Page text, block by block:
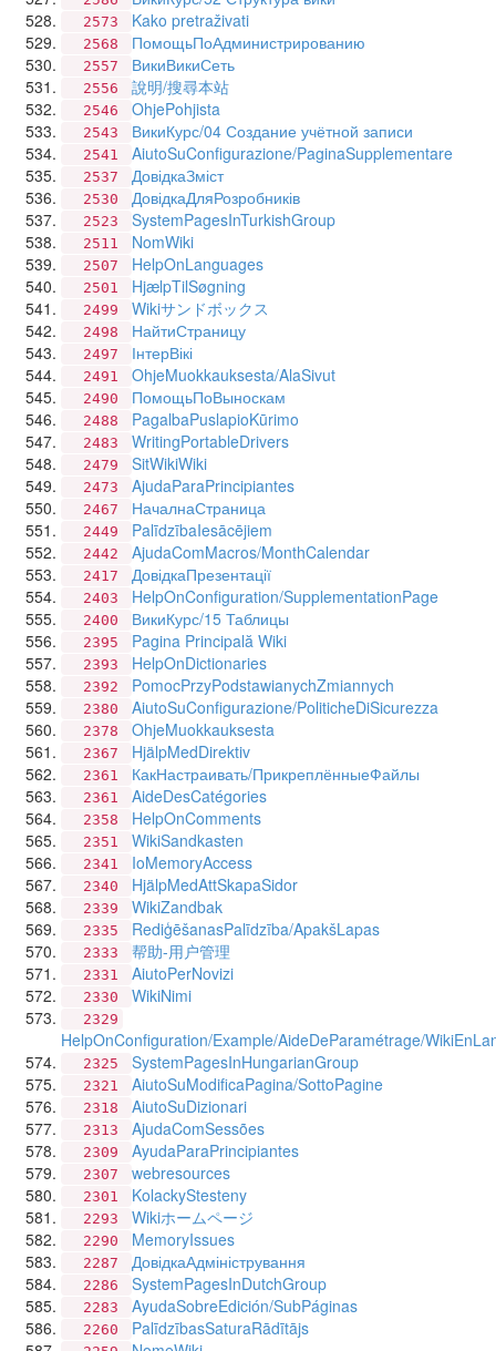
2573 Kako pretraživati
2568 ПомощьПоАдминистрированию
2557 ВикиВикиСеть
2556 說明/搜尋本站
2546 OhjePohjista
2543 ВикиКурс/04 Создание учётной записи
2541 AiutoSuConfigurazione/PaginaSupplementare
2537 ДовідкаЗміст
2530 ДовідкаДляРозробників
2523 SystemPagesInTurkishGroup
2511 NomWiki
2507 HelpOnLanguages
2501 HjælpTilSøgning
2499 Wikiサンドボックス
2498 НайтиСтраницу
2497 ІнтерВікі
2491 OhjeMuokkauksesta/AlaSivut
2490 ПомощьПоВыноскам
2488 PagalbaPuslapioKūrimo
2483 WritingPortableDrivers
2479 SitWikiWiki
2473 AjudaParaPrincipiantes
2467 НачалнаСтраница
2449 PalīdzībaIesācējiem
2442 AjudaComMacros/MonthCalendar
2417 ДовідкаПрезентації
2403 HelpOnConfiguration/SupplementationPage
2400 ВикиКурс/15 Таблицы
2395 Pagina Principală Wiki
2393 HelpOnDictionaries
2392 PomocPrzyPodstawianychZmiannych
2380 AiutoSuConfigurazione/PoliticheDiSicurezza
2378 OhjeMuokkauksesta
2367 HjälpMedDirektiv
2361 КакНастраивать/ПрикреплённыеФайлы
2361 AideDesCatégories
2358 HelpOnComments
2351 WikiSandkasten
2341 IoMemoryAccess
2340 HjälpMedAttSkapaSidor
2339 WikiZandbak
2335 RediģēšanasPalīdzība/ApakšLapas
2333 帮助-用户管理
2331 AiutoPerNovizi
2330 WikiNimi
2329
HelpOnConfiguration/Example/AideDeParamétrage/
2325 SystemPagesInHungarianGroup
2321 AiutoSuModificaPagina/SottoPagine
2318 AiutoSuDizionari
2313 AjudaComSessões
2309 AyudaParaPrincipiantes
2307 webresources
2301 KolackyStesteny
2293 Wikiホームページ
2290 MemoryIssues
2287 ДовідкаАдміністрування
2286 SystemPagesInDutchGroup
2283 AyudaSobreEdición/SubPáginas
2260 PalīdzībasSaturaRādītājs